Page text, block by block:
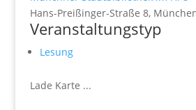
Hans-Preißinger-Straße 8,
Veranstaltungstyp
Lesung
Lade Karte ...